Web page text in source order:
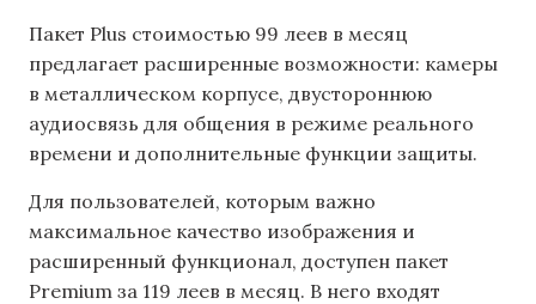
Пакет Plus стоимостью 99 леев в месяц
предлагает расширенные возможности: камеры
в металлическом корпусе, двустороннюю
аудиосвязь для общения в режиме реального
времени и дополнительные функции защиты.
Для пользователей, которым важно
максимальное качество изображения и
расширенный функционал, доступен пакет
Premium за 119 леев в месяц. В него входят